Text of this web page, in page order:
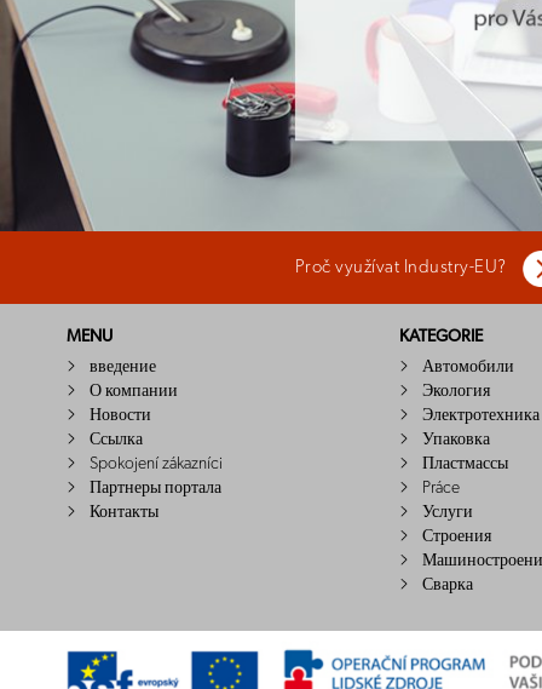
Proč využívat Industry-EU?
MENU
введение
О компании
Новости
Ссылка
Spokojení zákazníci
Партнеры портала
Контакты
KATEGORIE
Автомобили
Экология
Электротехника
Упаковка
Пластмассы
Práce
Услуги
Строения
Сварка